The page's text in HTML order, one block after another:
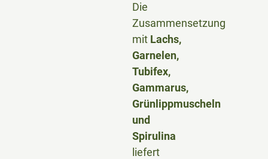
Die
Zusammensetzung
mit Lachs,
Garnelen,
Tubifex,
Gammarus,
Grünlippmuscheln
und
Spirulina
liefert